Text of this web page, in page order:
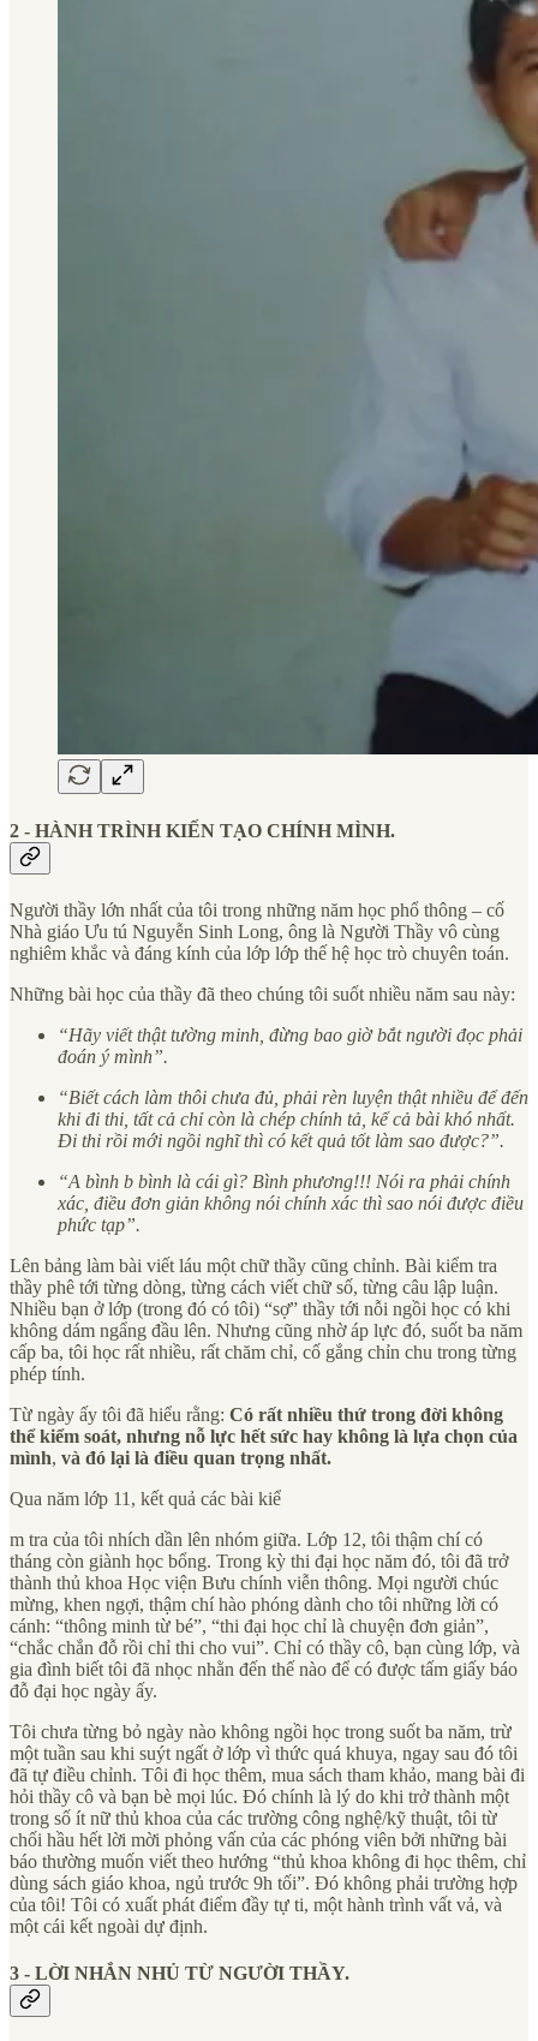
2 - HÀNH TRÌNH KIẾN TẠO CHÍNH MÌNH.
Người thầy lớn nhất của tôi trong những năm học phổ thông – cố
Nhà giáo Ưu tú Nguyễn Sinh Long, ông là Người Thầy vô cùng
nghiêm khắc và đáng kính của lớp lớp thế hệ học trò chuyên toán.
Những bài học của thầy đã theo chúng tôi suốt nhiều năm sau này:
“Hãy viết thật tường minh, đừng bao giờ bắt người đọc phải
đoán ý mình”.
“Biết cách làm thôi chưa đủ, phải rèn luyện thật nhiều để đến
khi đi thi, tất cả chỉ còn là chép chính tả, kể cả bài khó nhất.
Đi thi rồi mới ngồi nghĩ thì có kết quả tốt làm sao được?”.
“A bình b bình là cái gì? Bình phương!!! Nói ra phải chính
xác, điều đơn giản không nói chính xác thì sao nói được điều
phức tạp”.
Lên bảng làm bài viết láu một chữ thầy cũng chỉnh. Bài kiểm tra
thầy phê tới từng dòng, từng cách viết chữ số, từng câu lập luận.
Nhiều bạn ở lớp (trong đó có tôi) “sợ” thầy tới nỗi ngồi học có khi
không dám ngẩng đầu lên. Nhưng cũng nhờ áp lực đó, suốt ba năm
cấp ba, tôi học rất nhiều, rất chăm chỉ, cố gắng chỉn chu trong từng
phép tính.
Từ ngày ấy tôi đã hiểu rằng: Có rất nhiều thứ trong đời không
thể kiểm soát, nhưng nỗ lực hết sức hay không là lựa chọn của
mình, và đó lại là điều quan trọng nhất.
Qua năm lớp 11, kết quả các bài kiể
m tra của tôi nhích dần lên nhóm giữa. Lớp 12, tôi thậm chí có
tháng còn giành học bổng. Trong kỳ thi đại học năm đó, tôi đã trở
thành thủ khoa Học viện Bưu chính viễn thông. Mọi người chúc
mừng, khen ngợi, thậm chí hào phóng dành cho tôi những lời có
cánh: “thông minh từ bé”, “thi đại học chỉ là chuyện đơn giản”,
“chắc chắn đỗ rồi chỉ thi cho vui”. Chỉ có thầy cô, bạn cùng lớp, và
gia đình biết tôi đã nhọc nhằn đến thế nào để có được tấm giấy báo
đỗ đại học ngày ấy.
Tôi chưa từng bỏ ngày nào không ngồi học trong suốt ba năm, trừ
một tuần sau khi suýt ngất ở lớp vì thức quá khuya, ngay sau đó tôi
đã tự điều chỉnh. Tôi đi học thêm, mua sách tham khảo, mang bài đi
hỏi thầy cô và bạn bè mọi lúc. Đó chính là lý do khi trở thành một
trong số ít nữ thủ khoa của các trường công nghệ/kỹ thuật, tôi từ
chối hầu hết lời mời phỏng vấn của các phóng viên bởi những bài
báo thường muốn viết theo hướng “thủ khoa không đi học thêm, chỉ
dùng sách giáo khoa, ngủ trước 9h tối”. Đó không phải trường hợp
của tôi! Tôi có xuất phát điểm đầy tự ti, một hành trình vất vả, và
một cái kết ngoài dự định.
3 - LỜI NHẮN NHỦ TỪ NGƯỜI THẦY.